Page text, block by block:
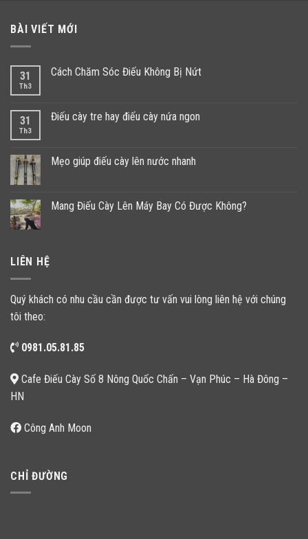
BÀI VIẾT MỚI
31
Th3
Cách Chăm Sóc Điếu Không Bị Nứt
31
Th3
Điếu cày tre hay điếu cày nứa ngon
Mẹo giúp điếu cày lên nước nhanh
Mang Điếu Cày Lên Máy Bay Có Được Không?
LIÊN HỆ
Quý khách có nhu cầu cần được tư vấn vui lòng liên hệ với chúng
tôi theo:
0981.05.81.85
Cafe Điếu Cày Số 8 Nông Quốc Chấn – Vạn Phúc – Hà Đông –
HN
Công Anh Moon
CHỈ ĐƯỜNG